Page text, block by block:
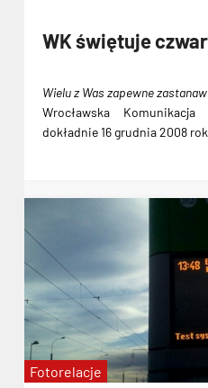
WK świętuje
Wielu z Was zapewne
Wrocławska
dokładnie16 grudnia 2008
Fotorelacje